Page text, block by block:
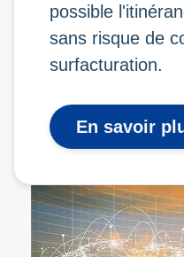
possible
sans risque de
surfacturation.
En savoir